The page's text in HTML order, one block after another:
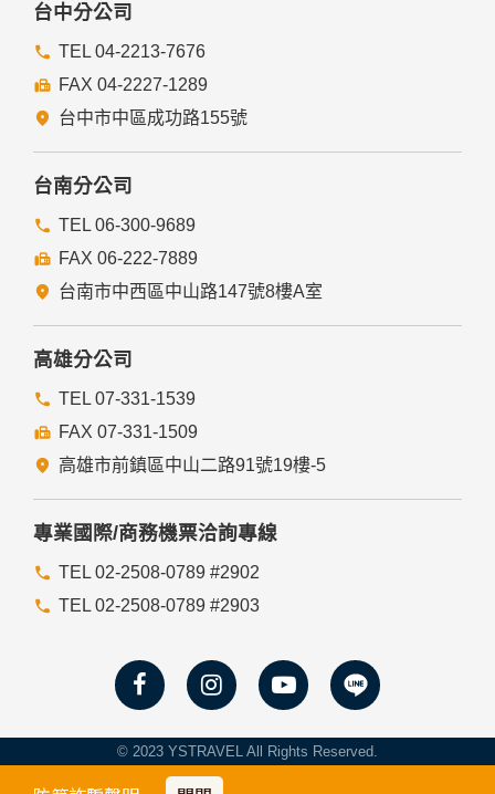
台中分公司
TEL 04-2213-7676
FAX 04-2227-1289
台中市中區成功路155號
台南分公司
TEL 06-300-9689
FAX 06-222-7889
台南市中西區中山路147號8樓A室
高雄分公司
TEL 07-331-1539
FAX 07-331-1509
高雄市前鎮區中山二路91號19樓-5
專業國際/商務機票洽詢專線
TEL 02-2508-0789 #2902
TEL 02-2508-0789 #2903
© 2023 YSTRAVEL All Rights Reserved.